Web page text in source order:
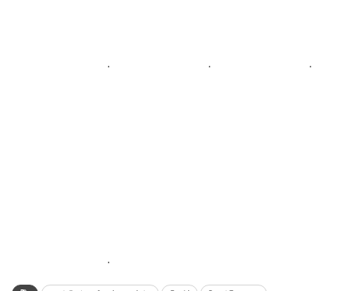
. . .
.